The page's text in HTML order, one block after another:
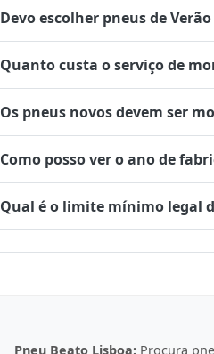
Devo escolher pneus de
Quanto custa o serviço de
Os pneus novos devem ser
Como posso ver o ano de
Qual é o limite mínimo legal
Pneu Beato Lisboa: Procura